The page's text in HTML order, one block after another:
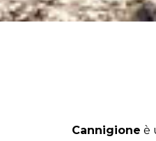
Cannigione è